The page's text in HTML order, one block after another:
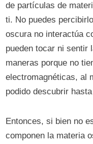
de partículas de
ti. No puedes
oscura no interactúa
pueden tocar ni sentir
maneras porque no
electromagnéticas, al
podido descubrir
Entonces, si bien no
componen la materia